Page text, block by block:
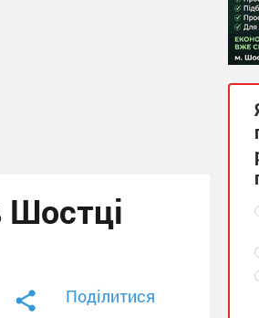
Шостці
Поділитися